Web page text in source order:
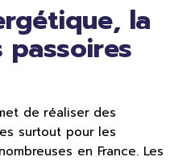
la
de réaliser des
surtout pour les
en France. Les